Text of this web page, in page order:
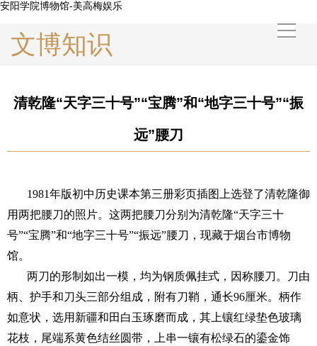
安阳学院博物馆-美高梅娱乐
文博知识
清乾隆“天字三十号”“宝腾”和“地字三十号”“振
远”腰刀
1981年版初中历史课本第三册彩页插图上选登了清乾隆御
用两把腰刀的照片。这两把腰刀分别为清乾隆“天字三十
号”“宝腾”和“地字三十号”“振远”腰刀，现藏于烟台市博物
馆。
两刀的形制如出一模，均为钢质佩挂式，因称腰刀。刀由
柄、护手和刀头三部分组成，附有刀鞘，通长96厘米。柄作
如意状，选用新疆和田白玉琢磨而成，其上镶红绿垫色玻璃
花枝，尾端系黄色结丝圆带，上串一镶有松绿石的鎏金饰